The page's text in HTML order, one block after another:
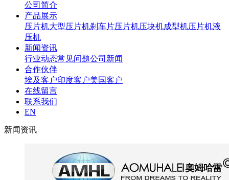
公司简介
产品展示
压片机大型压片机刹车片压片机压块机成型机压片机液
压机
新闻资讯
行业动态常见问题公司新闻
合作伙伴
埃及客户印度客户美国客户
在线留言
联系我们
EN
新闻资讯